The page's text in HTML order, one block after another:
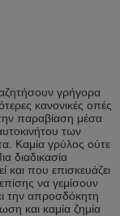
γρήγορα
κανονικές οπές
παραβίαση μέσα
των
Καμία γρύλος ούτε
διαδικασία
και που επισκευάζει
να γεμίσουν
την απροσδόκητη
και καμία ζημία